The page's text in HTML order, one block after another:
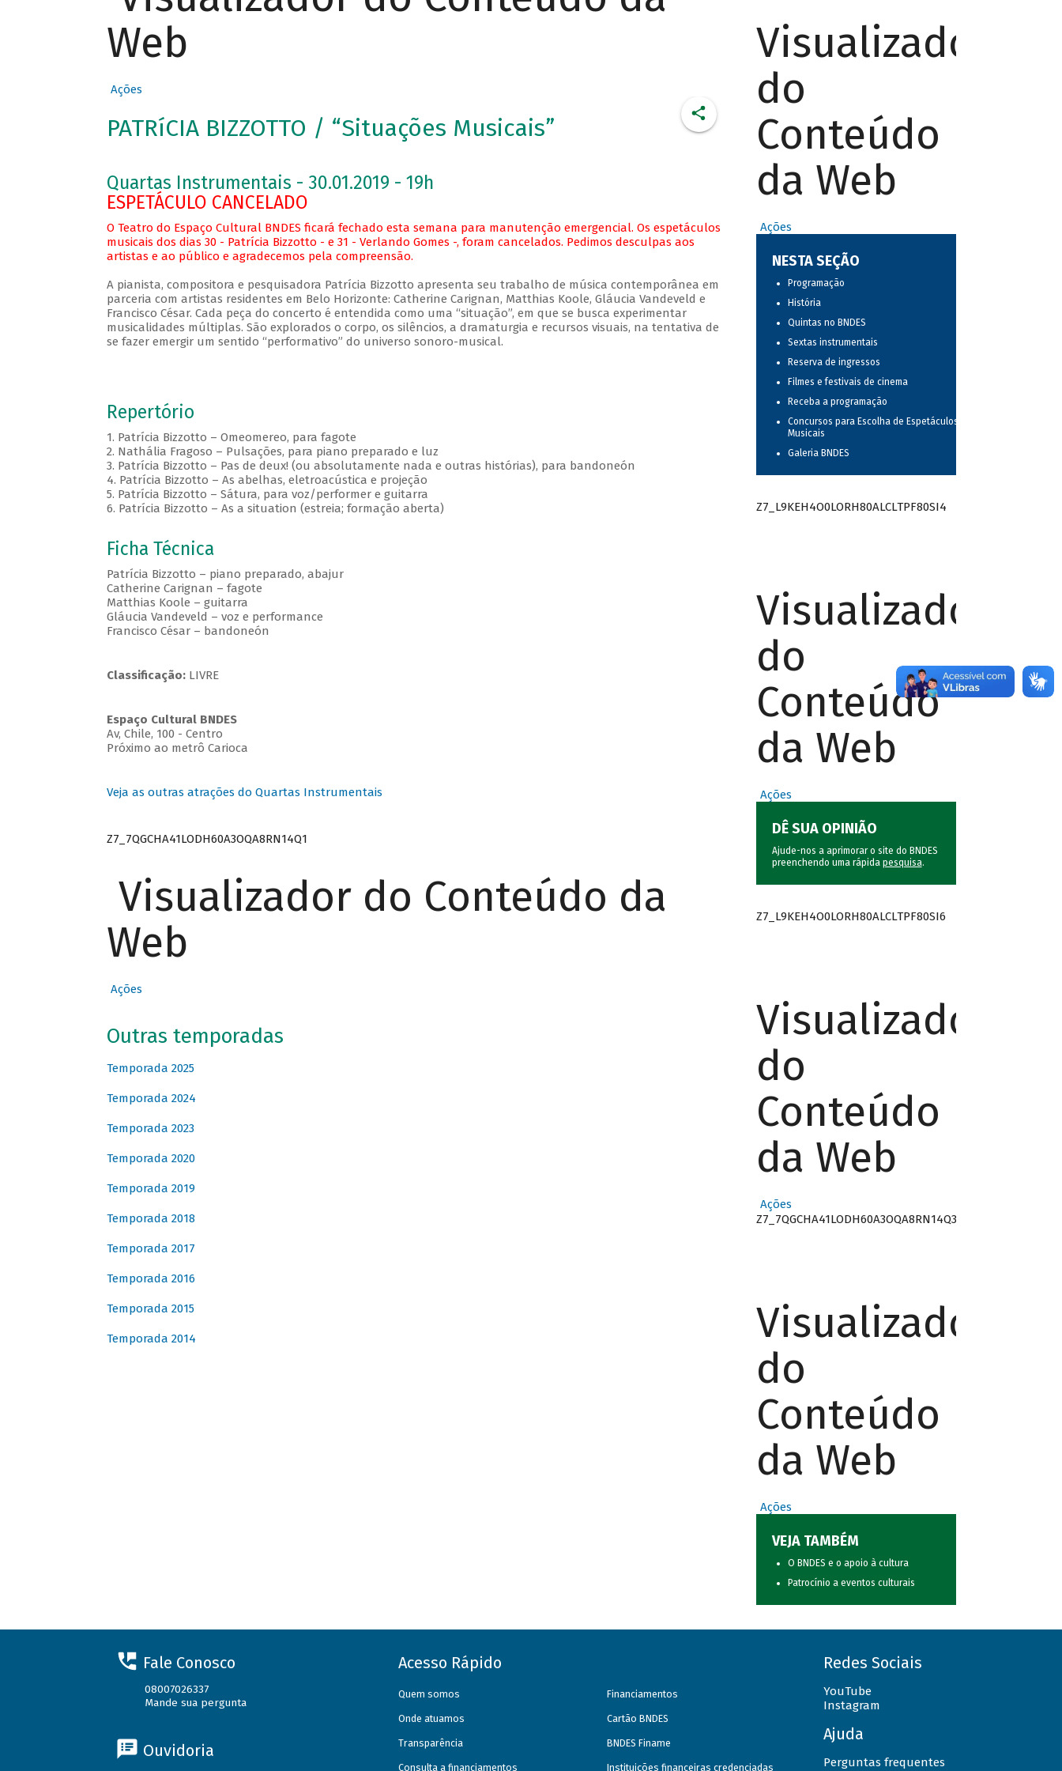
Web
Ações
PATRíCIA BIZZOTTO / “Situações Musicais”
Quartas Instrumentais - 30.01.2019 - 19h
ESPETÁCULO CANCELADO
O Teatro do Espaço Cultural BNDES ficará fechado esta semana para manutenção emergencial. Os espetáculos
musicais dos dias 30 - Patrícia Bizzotto - e 31 - Verlando Gomes -, foram cancelados. Pedimos desculpas aos
artistas e ao público e agradecemos pela compreensão.
A pianista, compositora e pesquisadora Patrícia Bizzotto apresenta seu trabalho de música contemporânea em
parceria com artistas residentes em Belo Horizonte: Catherine Carignan, Matthias Koole, Gláucia Vandeveld e
Francisco César. Cada peça do concerto é entendida como uma “situação”, em que se busca experimentar
musicalidades múltiplas. São explorados o corpo, os silêncios, a dramaturgia e recursos visuais, na tentativa de
se fazer emergir um sentido “performativo” do universo sonoro-musical.
Repertório
1. Patrícia Bizzotto – Omeomereo, para fagote
2. Nathália Fragoso – Pulsações, para piano preparado e luz
3. Patrícia Bizzotto – Pas de deux! (ou absolutamente nada e outras histórias), para bandoneón
4. Patrícia Bizzotto – As abelhas, eletroacústica e projeção
5. Patrícia Bizzotto – Sátura, para voz/performer e guitarra
6. Patrícia Bizzotto – As a situation (estreia; formação aberta)
Ficha Técnica
Patrícia Bizzotto – piano preparado, abajur
Catherine Carignan – fagote
Matthias Koole – guitarra
Gláucia Vandeveld – voz e performance
Francisco César – bandoneón
Classificação: LIVRE
Espaço Cultural BNDES
Av, Chile, 100 - Centro
Próximo ao metrô Carioca
Veja as outras atrações do Quartas Instrumentais
Z7_7QGCHA41LODH60A3OQA8RN14Q1
Visualizador do Conteúdo da
Web
Ações
Outras temporadas
Temporada 2025
Temporada 2024
Temporada 2023
Temporada 2020
Temporada 2019
Temporada 2018
Temporada 2017
Temporada 2016
Temporada 2015
Temporada 2014
Visualizador
do
Conteúdo
da Web
Ações
NESTA SEÇÃO
Programação
História
Quintas no BNDES
Sextas instrumentais
Reserva de ingressos
Filmes e festivais de cinema
Receba a programação
Concursos para Escolha de Espetáculos
Musicais
Galeria BNDES
Z7_L9KEH4O0LORH80ALCLTPF80SI4
Visualizador
do
Conteúdo
da Web
Ações
DÊ SUA OPINIÃO
Ajude-nos a aprimorar o site do BNDES
preenchendo uma rápida pesquisa.
Z7_L9KEH4O0LORH80ALCLTPF80SI6
Visualizador
do
Conteúdo
da Web
Ações
Z7_7QGCHA41LODH60A3OQA8RN14Q3
Visualizador
do
Conteúdo
da Web
Ações
VEJA TAMBÉM
O BNDES e o apoio à cultura
Patrocínio a eventos culturais
Fale Conosco
08007026337
Mande sua pergunta
Ouvidoria
Acesso Rápido
Quem somos
Onde atuamos
Transparência
Consulta a financiamentos
Financiamentos
Cartão BNDES
BNDES Finame
Instituições financeiras credenciadas
Redes Sociais
YouTube
Instagram
Ajuda
Perguntas frequentes